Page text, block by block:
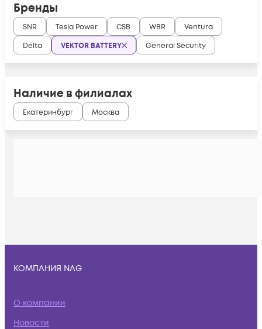
Бренды
SNR Tesla Power CSB WBR
Ventura
Delta
VEKTOR BATTERY General Security
Наличие в филиалах
Екатеринбург Москва
КОМПАНИЯ NAG
О компании
Новости